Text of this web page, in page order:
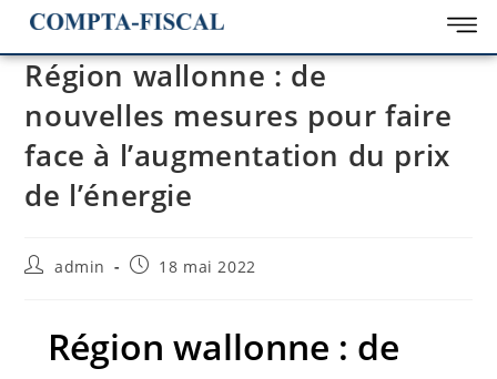
Région wallonne : de
nouvelles mesures pour faire
face à l’augmentation du prix
de l’énergie
admin 18 mai 2022
Région wallonne : de